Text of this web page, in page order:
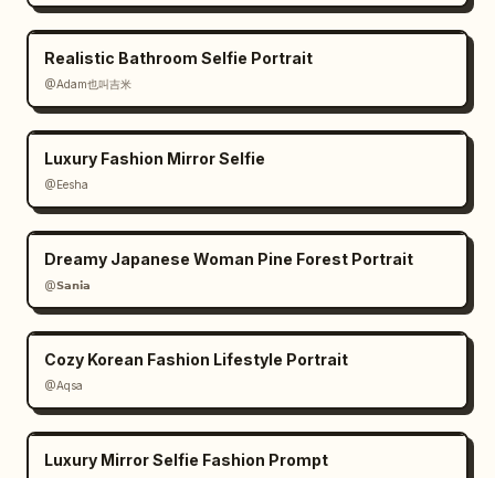
Realistic Bathroom Selfie Portrait
@Adam也叫吉米
Luxury Fashion Mirror Selfie
@Eesha
Dreamy Japanese Woman Pine Forest Portrait
@𝗦𝗮𝗻𝗶𝗮
Cozy Korean Fashion Lifestyle Portrait
@Aqsa
Luxury Mirror Selfie Fashion Prompt